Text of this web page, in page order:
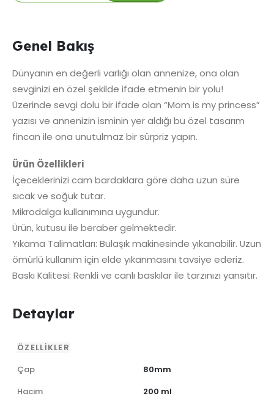
Genel Bakış
Dünyanın en değerli varlığı olan annenize, ona olan
sevginizi en özel şekilde ifade etmenin bir yolu!
Üzerinde sevgi dolu bir ifade olan “Mom is my princess”
yazısı ve annenizin isminin yer aldığı bu özel tasarım
fincan ile ona unutulmaz bir sürpriz yapın.
Ürün Özellikleri
İçeceklerinizi cam bardaklara göre daha uzun süre
sıcak ve soğuk tutar.
Mikrodalga kullanımına uygundur.
Ürün, kutusu ile beraber gelmektedir.
Yıkama Talimatları: Bulaşık makinesinde yıkanabilir. Uzun
ömürlü kullanım için elde yıkanmasını tavsiye ederiz.
Baskı Kalitesi: Renkli ve canlı baskılar ile tarzınızı yansıtır.
Detaylar
ÖZELLİKLER
Çap
80mm
Hacim
200 ml